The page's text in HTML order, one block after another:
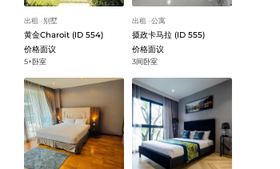
出租 ᐧ别墅
黄金Charoit (ID 554)
价格面议
5+卧室
出租 ᐧ公寓
摄政卡马拉 (ID 555)
价格面议
3间卧室